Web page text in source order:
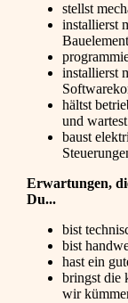
stellst
installierst
installierst
hältst
und
baust
Erwartungen,
Du...
bist
bist
hast ein
bringst die
wir